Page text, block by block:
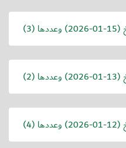
(
2026-01-15) وعددها (3)
(
2026-01-13) وعددها (2)
(
2026-01-12) وعددها (4)